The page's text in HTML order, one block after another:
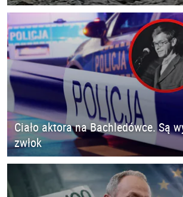
Ciało aktora na Bachledówce. Są
zwłok